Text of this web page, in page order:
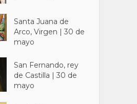
Santa Juana de
Arco, Virgen | 30 de
mayo
San Fernando, rey
de Castilla | 30 de
mayo